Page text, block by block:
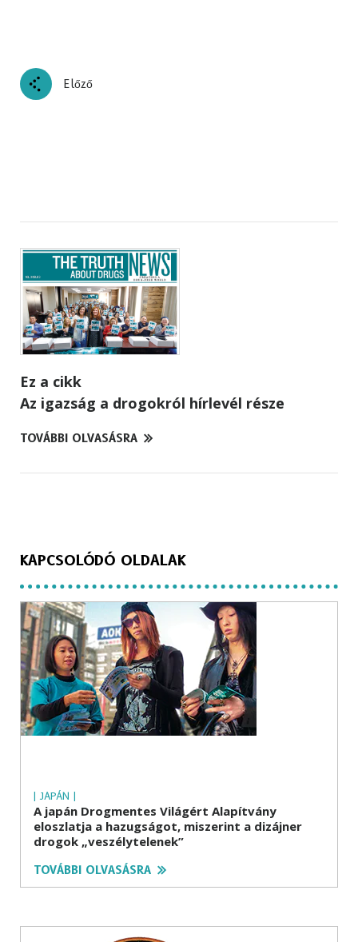
Előző
Ez a cikk
Az igazság a drogokról hírlevél része
TOVÁBBI OLVASÁSRA
KAPCSOLÓDÓ OLDALAK
| JAPÁN |
A japán Drogmentes Világért Alapítvány
eloszlatja a hazugságot, miszerint a dizájner
drogok „veszélytelenek”
TOVÁBBI OLVASÁSRA